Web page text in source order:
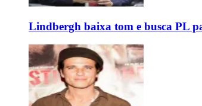
Lindbergh baixa tom e busca PL